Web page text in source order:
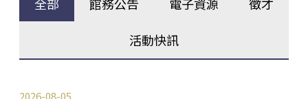
活動快訊
2026-08-05